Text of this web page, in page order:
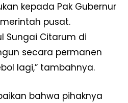
kepada Pak Gubernur
pusat.
Sungai Citarum di
secara permanen
lagi,” tambahnya.
bahwa pihaknya